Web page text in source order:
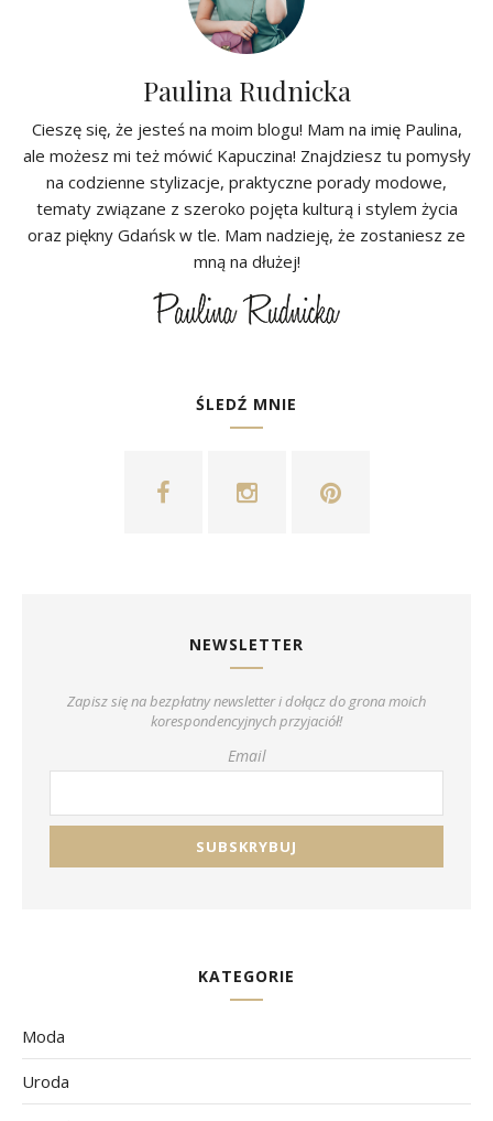
Paulina Rudnicka
Cieszę się, że jesteś na moim blogu! Mam na imię Paulina,
ale możesz mi też mówić Kapuczina! Znajdziesz tu pomysły
na codzienne stylizacje, praktyczne porady modowe,
tematy związane z szeroko pojęta kulturą i stylem życia
oraz piękny Gdańsk w tle. Mam nadzieję, że zostaniesz ze
mną na dłużej!
ŚLEDŹ MNIE
NEWSLETTER
Zapisz się na bezpłatny newsletter i dołącz do grona moich
korespondencyjnych przyjaciół!
Email
KATEGORIE
Moda
Uroda